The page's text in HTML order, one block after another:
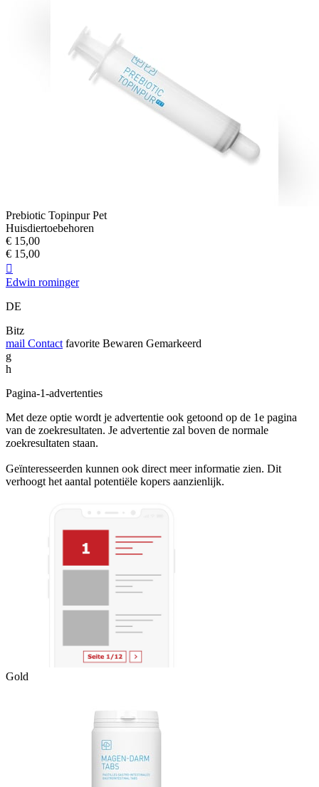
Prebiotic Topinpur Pet
Huisdiertoebehoren
€ 15,00
€ 15,00

Edwin rominger
DE
Bitz
mail Contact favorite Bewaren Gemarkeerd
g
h
Pagina-1-advertenties
Met deze optie wordt je advertentie ook getoond op de 1e pagina
van de zoekresultaten. Je advertentie zal boven de normale
zoekresultaten staan.
Geïnteresseerden kunnen ook direct meer informatie zien. Dit
verhoogt het aantal potentiële kopers aanzienlijk.
Gold